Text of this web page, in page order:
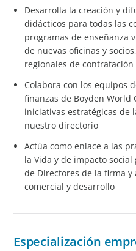
Desarrolla la creación y
didácticos para todas las
programas de enseñanza
de nuevas oficinas y
regionales de
Colabora con los equipos
finanzas de Boyden World
iniciativas estratégicas de
nuestro directorio
Actúa como enlace a las
la Vida y de impacto
de Directores de la firma
comercial y desarrollo
Especialización